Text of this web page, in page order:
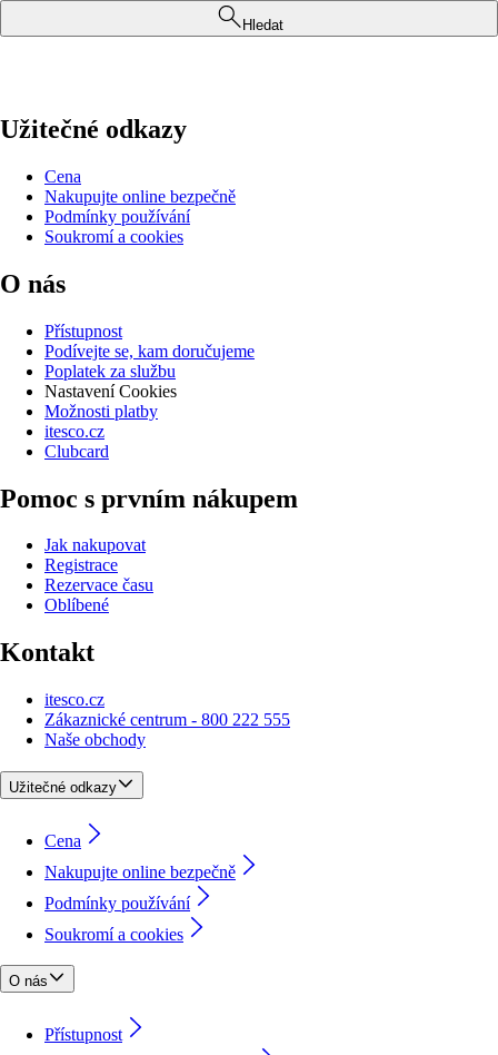
Hledat
Užitečné odkazy
Cena
Nakupujte online bezpečně
Podmínky používání
Soukromí a cookies
O nás
Přístupnost
Podívejte se, kam doručujeme
Poplatek za službu
Nastavení Cookies
Možnosti platby
itesco.cz
Clubcard
Pomoc s prvním nákupem
Jak nakupovat
Registrace
Rezervace času
Oblíbené
Kontakt
itesco.cz
Zákaznické centrum - 800 222 555
Naše obchody
Užitečné odkazy
Cena
Nakupujte online bezpečně
Podmínky používání
Soukromí a cookies
O nás
Přístupnost